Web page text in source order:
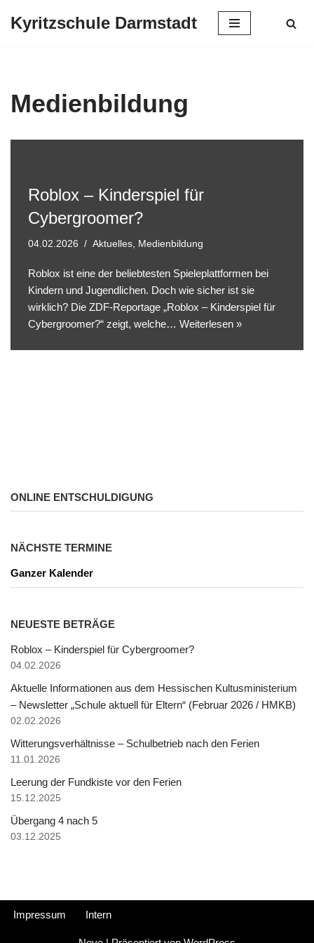
Kyritzschule Darmstadt
Medienbildung
Roblox – Kinderspiel für
Cybergroomer?
04.02.2026 Aktuelles, Medienbildung
Roblox ist eine der beliebtesten Spieleplattformen bei
Kindern und Jugendlichen. Doch wie sicher ist sie
wirklich? Die ZDF-Reportage „Roblox – Kinderspiel für
Cybergroomer?“ zeigt, welche… Weiterlesen »
ONLINE ENTSCHULDIGUNG
NÄCHSTE TERMINE
Ganzer Kalender
NEUESTE BETRÄGE
Roblox – Kinderspiel für Cybergroomer?
04.02.2026
Aktuelle Informationen aus dem Hessischen Kultusministerium
– Newsletter „Schule aktuell für Eltern“ (Februar 2026 / HMKB)
02.02.2026
Witterungsverhältnisse – Schulbetrieb nach den Ferien
11.01.2026
Leerung der Fundkiste vor den Ferien
15.12.2025
Übergang 4 nach 5
03.12.2025
Impressum Intern